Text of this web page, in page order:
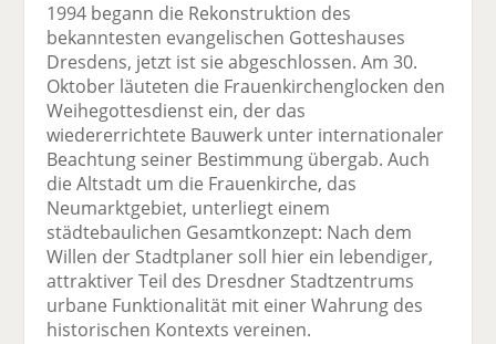
1994 begann die Rekonstruktion des
bekanntesten evangelischen Gotteshauses
Dresdens, jetzt ist sie abgeschlossen. Am 30.
Oktober läuteten die Frauenkirchenglocken den
Weihegottesdienst ein, der das
wiedererrichtete Bauwerk unter internationaler
Beachtung seiner Bestimmung übergab. Auch
die Altstadt um die Frauenkirche, das
Neumarktgebiet, unterliegt einem
städtebaulichen Gesamtkonzept: Nach dem
Willen der Stadtplaner soll hier ein lebendiger,
attraktiver Teil des Dresdner Stadtzentrums
urbane Funktionalität mit einer Wahrung des
historischen Kontexts vereinen.